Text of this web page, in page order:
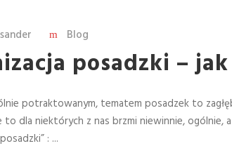
Blog
posadzki –
potraktowanym, tematem posadzek to
dla niektórych z nas brzmi niewinnie,
: ...